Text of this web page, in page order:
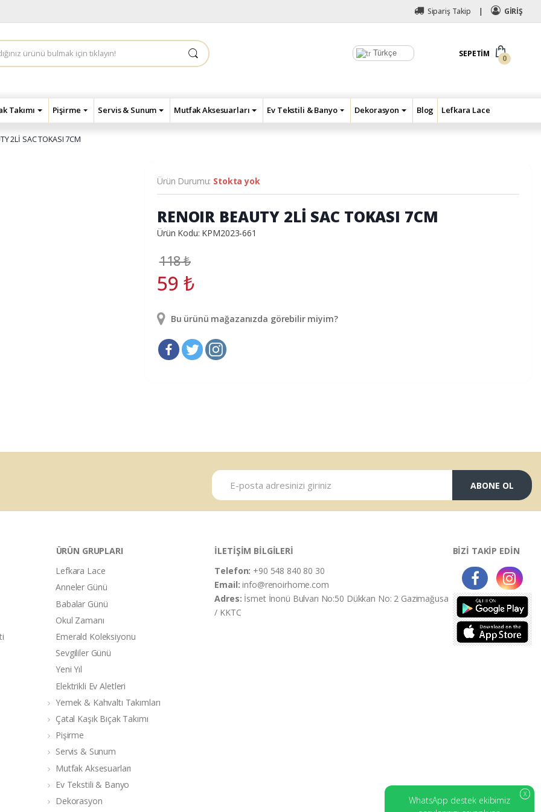
Sipariş Takip GİRİŞ
Türkçe SEPETIM
0
Takımı Pişirme Servis & Sunum Mutfak Aksesuarları Ev Tekstili & Banyo Dekorasyon Blog Lefkara Lace
2Lİ SAC TOKASI 7CM
Ürün Durumu: Stokta yok
RENOIR BEAUTY 2Lİ SAC TOKASI 7CM
Ürün Kodu: KPM2023-661
118₺
59 ₺
Bu ürünü mağazanızda görebilir miyim?
ABONE OL
ÜRÜN GRUPLARI
Lefkara Lace
Anneler Günü
Babalar Günü
Okul Zamanı
Emerald Koleksiyonu
Sevgililer Günü
Yeni Yıl
Elektrikli Ev Aletleri
Yemek & Kahvaltı Takımları
Çatal Kaşık Bıçak Takımı
Pişirme
Servis & Sunum
Mutfak Aksesuarları
Ev Tekstili & Banyo
Dekorasyon
İLETİŞİM BİLGİLERİ
Telefon: +90 548 840 80 30
Email:info@renoirhome.com
Adres: İsmet İnonü Bulvarı No:50 Dükkan No: 2 Gazimağusa
/ KKTC
BİZİ TAKİP EDİN
X
WhatsApp destek ekibimiz